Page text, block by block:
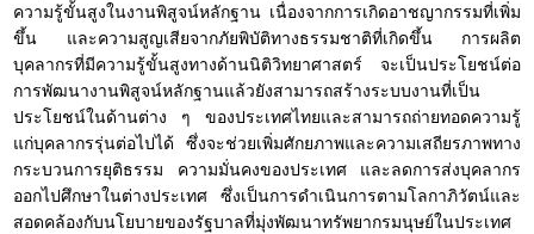
CONTACT US
ความรู้ขั้นสูงในงานพิสูจน์หลักฐาน เนื่องจากการเกิดอาชญากรรมที่เพิ่ม
ขึ้น และความสูญเสียจากภัยพิบัติทางธรรมชาติที่เกิดขึ้น การผลิต
บุคลากรที่มีความรู้ขั้นสูงทางด้านนิติวิทยาศาสตร์ จะเป็นประโยชน์ต่อ
การพัฒนางานพิสูจน์หลักฐานแล้วยังสามารถสร้างระบบงานที่เป็น
ประโยชน์ในด้านต่าง ๆ ของประเทศไทยและสามารถถ่ายทอดความรู้
แก่บุคลากรรุ่นต่อไปได้ ซึ่งจะช่วยเพิ่มศักยภาพและความเสถียรภาพทาง
กระบวนการยุติธรรม ความมั่นคงของประเทศ และลดการส่งบุคลากร
ออกไปศึกษาในต่างประเทศ ซึ่งเป็นการดำเนินการตามโลกาภิวัตน์และ
สอดคล้องกับนโยบายของรัฐบาลที่มุ่งพัฒนาทรัพยากรมนุษย์ในประเทศ